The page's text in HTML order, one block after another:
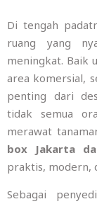
Di tengah
ruang yang
meningkat. Baik
area komersial,
penting dari
tidak semua
merawat
box Jakarta
praktis, modern,
Sebagai